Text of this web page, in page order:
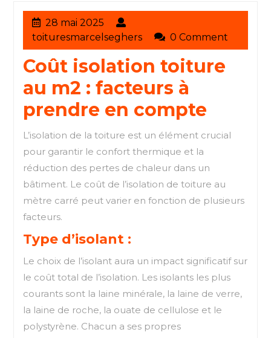
28 mai 2025
mai
2025
toituresmarcelsegherstoituresmarcelseghers
0 Comment
Coût isolation toiture
au m2 : facteurs à
prendre en compte
L’isolation de la toiture est un élément crucial
pour garantir le confort thermique et la
réduction des pertes de chaleur dans un
bâtiment. Le coût de l’isolation de toiture au
mètre carré peut varier en fonction de plusieurs
facteurs.
Type d’isolant :
Le choix de l’isolant aura un impact significatif sur
le coût total de l’isolation. Les isolants les plus
courants sont la laine minérale, la laine de verre,
la laine de roche, la ouate de cellulose et le
polystyrène. Chacun a ses propres